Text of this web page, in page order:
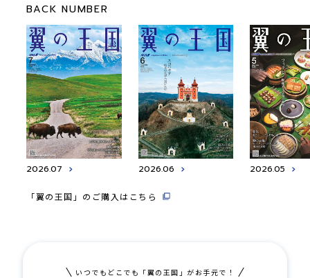
BACK NUMBER
2026.07 2026.06 2026.05
「翼の王国」のご購入はこちら
いつでもどこでも「翼の王国」がお手元で！